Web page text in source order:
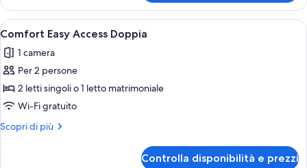
Easy
Access
Singola
Apri
tutte
le
foto
per
Comfort
Easy
Access
Minibar, una scrivania, tende
4
Comfort Easy Access Doppia
1 camera
Per 2 persone
2 letti singoli o 1 letto matrimoniale
Wi-Fi gratuito
Scopri di più
Altri
Controlla disponibilità e prezzi